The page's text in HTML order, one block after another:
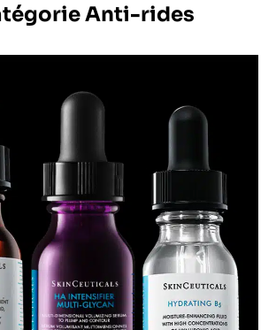
Anti-rides